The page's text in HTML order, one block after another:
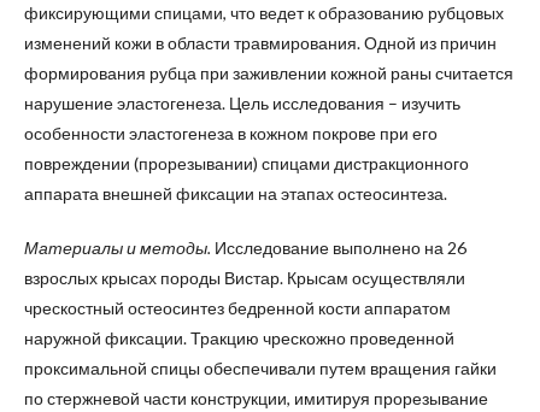
фиксирующими спицами, что ведет к образованию рубцовых
изменений кожи в области травмирования. Одной из причин
формирования рубца при заживлении кожной раны считается
нарушение эластогенеза. Цель исследования – изучить
особенности эластогенеза в кожном покрове при его
повреждении (прорезывании) спицами дистракционного
аппарата внешней фиксации на этапах остеосинтеза.
Материалы и методы. Исследование выполнено на 26
взрослых крысах породы Вистар. Крысам осуществляли
чрескостный остеосинтез бедренной кости аппаратом
наружной фиксации. Тракцию чрескожно проведенной
проксимальной спицы обеспечивали путем вращения гайки
по стержневой части конструкции, имитируя прорезывание